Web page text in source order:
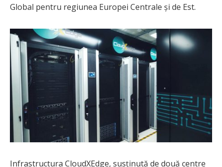
Global pentru regiunea Europei Centrale și de Est.
Infrastructura CloudXEdge, susținută de două centre